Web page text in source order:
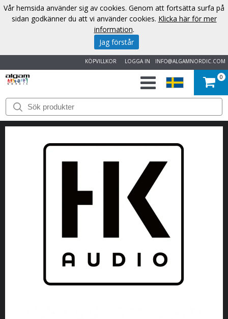
INFO@ALGAMNORDIC.COM
LOGGA IN
KÖPVILLKOR
START
VARUMÄRKEN
NYHETER
0
Vår hemsida använder sig av cookies. Genom att fortsätta surfa på
sidan godkänner du att vi använder cookies. Klicka här för mer
information.
Jag förstår